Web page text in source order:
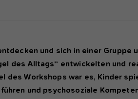
und sich in einer Gruppe
des Alltags“ entwickelten und
des Workshops war es, Kinder
und psychosoziale
etracker
etracker GmbH - 20459 Hamburg